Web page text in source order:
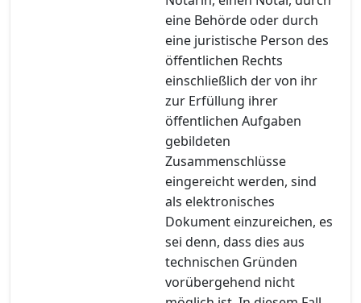
eine Behörde oder durch
eine juristische Person des
öffentlichen Rechts
einschließlich der von ihr
zur Erfüllung ihrer
öffentlichen Aufgaben
gebildeten
Zusammenschlüsse
eingereicht werden, sind
als elektronisches
Dokument einzureichen, es
sei denn, dass dies aus
technischen Gründen
vorübergehend nicht